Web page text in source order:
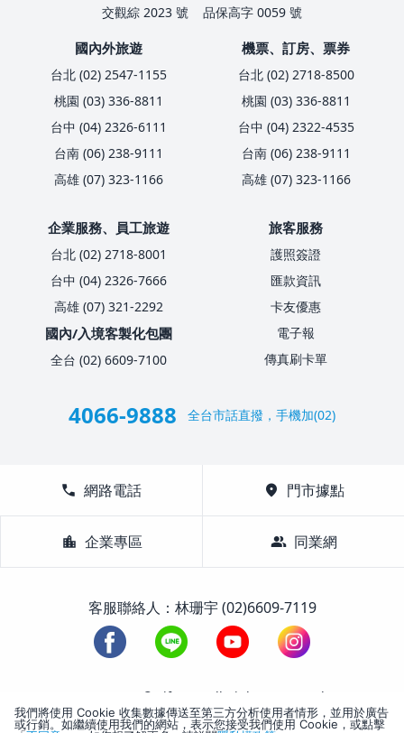
交觀綜 2023 號
品保高字 0059 號
國內外旅遊
台北 (02) 2547-1155
桃園 (03) 336-8811
台中 (04) 2326-6111
台南 (06) 238-9111
高雄 (07) 323-1166
機票、訂房、票券
台北 (02) 2718-8500
桃園 (03) 336-8811
台中 (04) 2322-4535
台南 (06) 238-9111
高雄 (07) 323-1166
企業服務、員工旅遊
台北 (02) 2718-8001
台中 (04) 2326-7666
高雄 (07) 321-2292
國內/入境客製化包團
全台 (02) 6609-7100
旅客服務
護照簽證
匯款資訊
卡友優惠
電子報
傳真刷卡單
4066-9888 全台市話直撥，手機加(02)
call 網路電話 location_on 門市據點
location_city 企業專區 group 同業網
客服聯絡人：林珊宇 (02)6609-7119
1988-2026 © Lifetour All Rights Reserved.
我們將使用 Cookie 收集數據傳送至第三方分析使用者情形，並用於廣告
或行銷。如繼續使用我們的網站，表示您接受我們使用 Cookie，或點擊